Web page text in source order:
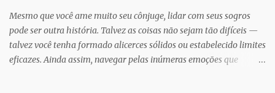
Mesmo que você ame muito seu cônjuge, lidar com seus sogros
pode ser outra história. Talvez as coisas não sejam tão difíceis —
talvez você tenha formado alicerces sólidos ou estabelecido limites
eficazes. Ainda assim, navegar pelas inúmeras emoções que